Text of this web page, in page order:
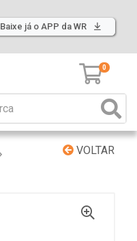
Baixe já o APP da WR
0
VOLTAR